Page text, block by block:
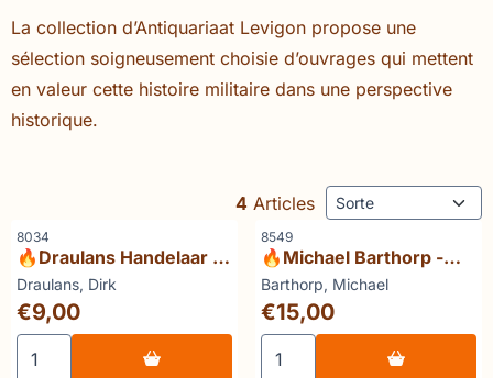
La collection d’Antiquariaat Levigon propose une
sélection soigneusement choisie d’ouvrages qui mettent
en valeur cette histoire militaire dans une perspective
historique.
4 Articles Méthode de tri
Référence
8034
🔥Draulans Handelaar in
oorlog
Marque :
Draulans, Dirk
Prix: 9,00
€9,00
Choisir la quantité pour 🔥Draulans Handelaar in oorlog
Référence
8549
🔥Michael Barthorp -
The Zulu War A Pictorial
History
Marque :
Barthorp, Michael
Prix: 15,00
€15,00
Choisir la quantité pour